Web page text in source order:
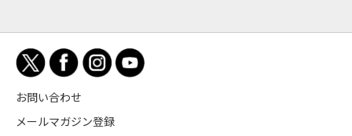
お問い合わせ
メールマガジン登録